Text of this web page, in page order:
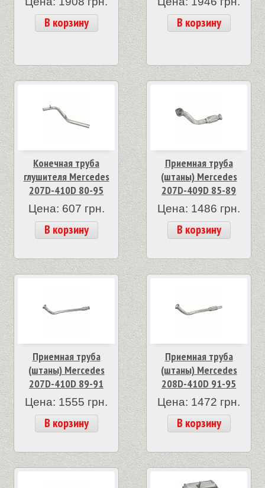
В корзину В корзину
Конечная труба
глушителя Mercedes
207D-410D 80-95
Цена: 607 грн.
В корзину
Приемная труба
(штаны) Mercedes
207D-409D 85-89
Цена: 1486 грн.
В корзину
Приемная труба
(штаны) Mercedes
207D-410D 89-91
Цена: 1555 грн.
В корзину
Приемная труба
(штаны) Mercedes
208D-410D 91-95
Цена: 1472 грн.
В корзину